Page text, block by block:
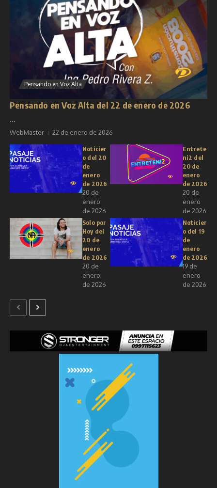
Pensando en Voz Alta
Pensando en Voz Alta del 22 de enero de 2026
...
WebMaster 22 de enero de 2026
Noticier
o del 20
de
enero
de 2026
20 de
enero
de 2026
Entrete
ni2 del
20 de
enero
de 2026
20 de
enero
de 2026
Solo por
Hoy del
20 de
enero
de 2026
20 de
enero
de 2026
Noticier
o del 19
de
enero
de 2026
19 de
enero
de 2026